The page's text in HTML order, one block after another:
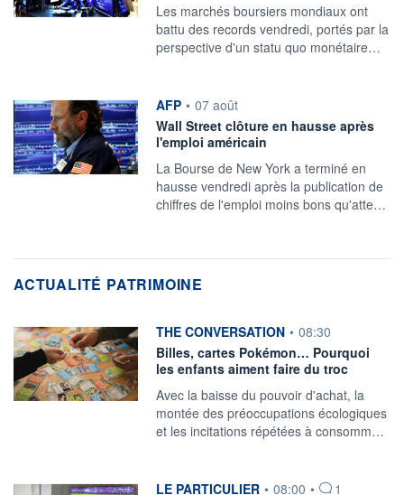
Les marchés boursiers mondiaux ont
battu des records vendredi, portés par la
perspective d'un statu quo monétaire…
information fournie par
AFP • 07 août
Wall Street clôture en hausse après
l'emploi américain
La Bourse de New York a terminé en
hausse vendredi après la publication de
chiffres de l'emploi moins bons qu'atte…
ACTUALITÉ PATRIMOINE
information fournie par
THE CONVERSATION • 08:30
Billes, cartes Pokémon… Pourquoi
les enfants aiment faire du troc
Avec la baisse du pouvoir d'achat, la
montée des préoccupations écologiques
et les incitations répétées à consomm…
information fournie par
LE PARTICULIER • 08:00 •
1